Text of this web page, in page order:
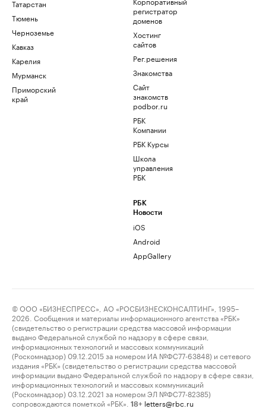
Татарстан
Тюмень
Черноземье
Кавказ
Карелия
Мурманск
Приморский
край
регистратор
доменов
Хостинг
сайтов
Рег.решения
Знакомства
Сайт
знакомств
podbor.ru
РБК
Компании
РБК Курсы
Школа
управления
РБК
РБК
Новости
iOS
Android
AppGallery
© ООО «БИЗНЕСПРЕСС», АО «РОСБИЗНЕСКОНСАЛТИНГ», 1995–
2026. Сообщения и материалы информационного агентства «РБК»
(свидетельство о регистрации средства массовой информации
выдано Федеральной службой по надзору в сфере связи,
информационных технологий и массовых коммуникаций
(Роскомнадзор) 09.12.2015 за номером ИА №ФС77-63848) и сетевого
издания «РБК» (свидетельство о регистрации средства массовой
информации выдано Федеральной службой по надзору в сфере связи,
информационных технологий и массовых коммуникаций
(Роскомнадзор) 03.12.2021 за номером ЭЛ №ФС77-82385)
сопровождаются пометкой «РБК».
18+ letters@rbc.ru